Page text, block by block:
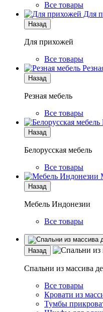
Все товары
Для
Назад
Для прихожей
Все товары
Назад
Резная мебель
Все товары
Назад
Белорусская мебель
Все товары
Назад
Мебель Индонезии
Все товары
Назад
Спальни из массива
Все товары
Кровати из
Тумбы